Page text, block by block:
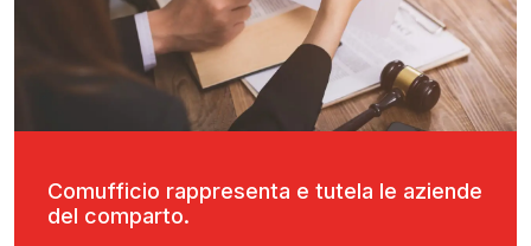
Comufficio rappresenta e tutela le aziende
del comparto.